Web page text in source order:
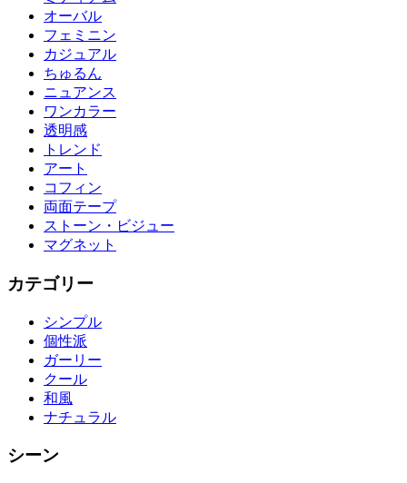
オーバル
フェミニン
カジュアル
ちゅるん
ニュアンス
ワンカラー
透明感
トレンド
アート
コフィン
両面テープ
ストーン・ビジュー
マグネット
カテゴリー
シンプル
個性派
ガーリー
クール
和風
ナチュラル
シーン